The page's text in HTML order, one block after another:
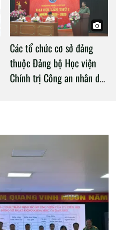
Các tổ chức cơ sở đảng
thuộc Đảng bộ Học viện
Chính trị Công an nhân dân